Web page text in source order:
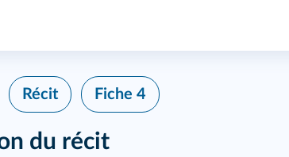
Récit Fiche 4
du récit